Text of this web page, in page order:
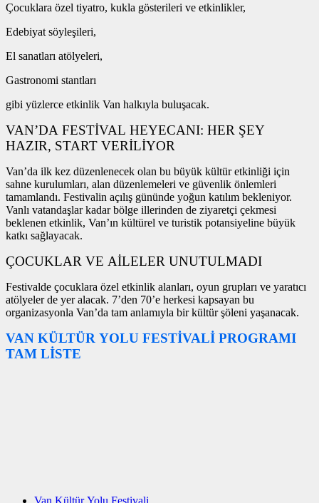
Çocuklara özel tiyatro, kukla gösterileri ve etkinlikler,
Edebiyat söyleşileri,
El sanatları atölyeleri,
Gastronomi stantları
gibi yüzlerce etkinlik Van halkıyla buluşacak.
VAN’DA FESTİVAL HEYECANI: HER ŞEY
HAZIR, START VERİLİYOR
Van’da ilk kez düzenlenecek olan bu büyük kültür etkinliği için
sahne kurulumları, alan düzenlemeleri ve güvenlik önlemleri
tamamlandı. Festivalin açılış gününde yoğun katılım bekleniyor.
Vanlı vatandaşlar kadar bölge illerinden de ziyaretçi çekmesi
beklenen etkinlik, Van’ın kültürel ve turistik potansiyeline büyük
katkı sağlayacak.
ÇOCUKLAR VE AİLELER UNUTULMADI
Festivalde çocuklara özel etkinlik alanları, oyun grupları ve yaratıcı
atölyeler de yer alacak. 7’den 70’e herkesi kapsayan bu
organizasyonla Van’da tam anlamıyla bir kültür şöleni yaşanacak.
VAN KÜLTÜR YOLU FESTİVALİ PROGRAMI
TAM LİSTE
Van Kültür Yolu Festivali